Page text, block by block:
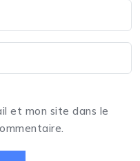
et mon site dans le